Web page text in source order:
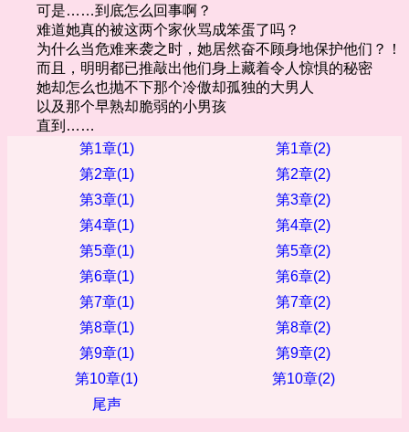
可是……到底怎么回事啊？
难道她真的被这两个家伙骂成笨蛋了吗？
为什么当危难来袭之时，她居然奋不顾身地保护他们？！
而且，明明都已推敲出他们身上藏着令人惊惧的秘密
她却怎么也抛不下那个冷傲却孤独的大男人
以及那个早熟却脆弱的小男孩
直到……
第1章(1)
第1章(2)
第2章(1)
第2章(2)
第3章(1)
第3章(2)
第4章(1)
第4章(2)
第5章(1)
第5章(2)
第6章(1)
第6章(2)
第7章(1)
第7章(2)
第8章(1)
第8章(2)
第9章(1)
第9章(2)
第10章(1)
第10章(2)
尾声